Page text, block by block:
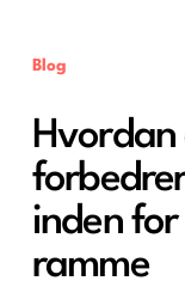
Blog
Hvordan
inden for
ramme